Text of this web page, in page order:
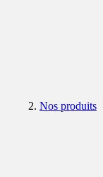
Nos produits